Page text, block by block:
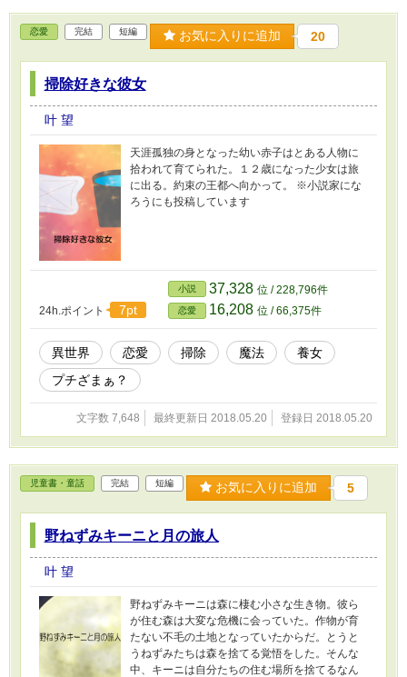
恋愛 完結 短編 お気に入りに追加 20
掃除好きな彼女
叶 望
天涯孤独の身となった幼い赤子はとある人物に
拾われて育てられた。１２歳になった少女は旅
に出る。約束の王都へ向かって。 ※小説家にな
ろうにも投稿しています
24h.ポイント 7pt
小説 37,328 位 / 228,796件
恋愛 16,208 位 / 66,375件
異世界 恋愛 掃除 魔法
養女
プチざまぁ？
文字数 7,648 最終更新日 2018.05.20 登録日 2018.05.20
児童書・童話 完結 短編 お気に入りに追加 5
野ねずみキーニと月の旅人
叶 望
野ねずみキーニは森に棲む小さな生き物。彼ら
が住む森は大変な危機に会っていた。作物が育
たない不毛の土地となっていたからだ。とうと
うねずみたちは森を捨てる覚悟をした。そんな
中、キーニは自分たちの住む場所を捨てるなん